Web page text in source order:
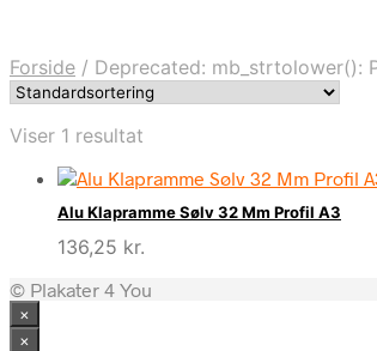
Forside / Deprecated: mb_strtolower():
Viser 1 resultat
Alu Klapramme Sølv 32 Mm Profil A3
136,25 kr.
© Plakater 4 You
×
×